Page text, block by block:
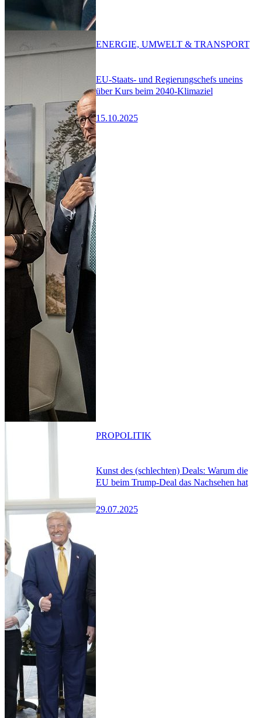
EU-Staats- und Regierungschefs uneins
über Kurs beim 2040-Klimaziel
15.10.2025
ENERGIE, UMWELT & TRANSPORT
Kunst des (schlechten) Deals: Warum die
EU beim Trump-Deal das Nachsehen hat
29.07.2025
PROPOLITIK